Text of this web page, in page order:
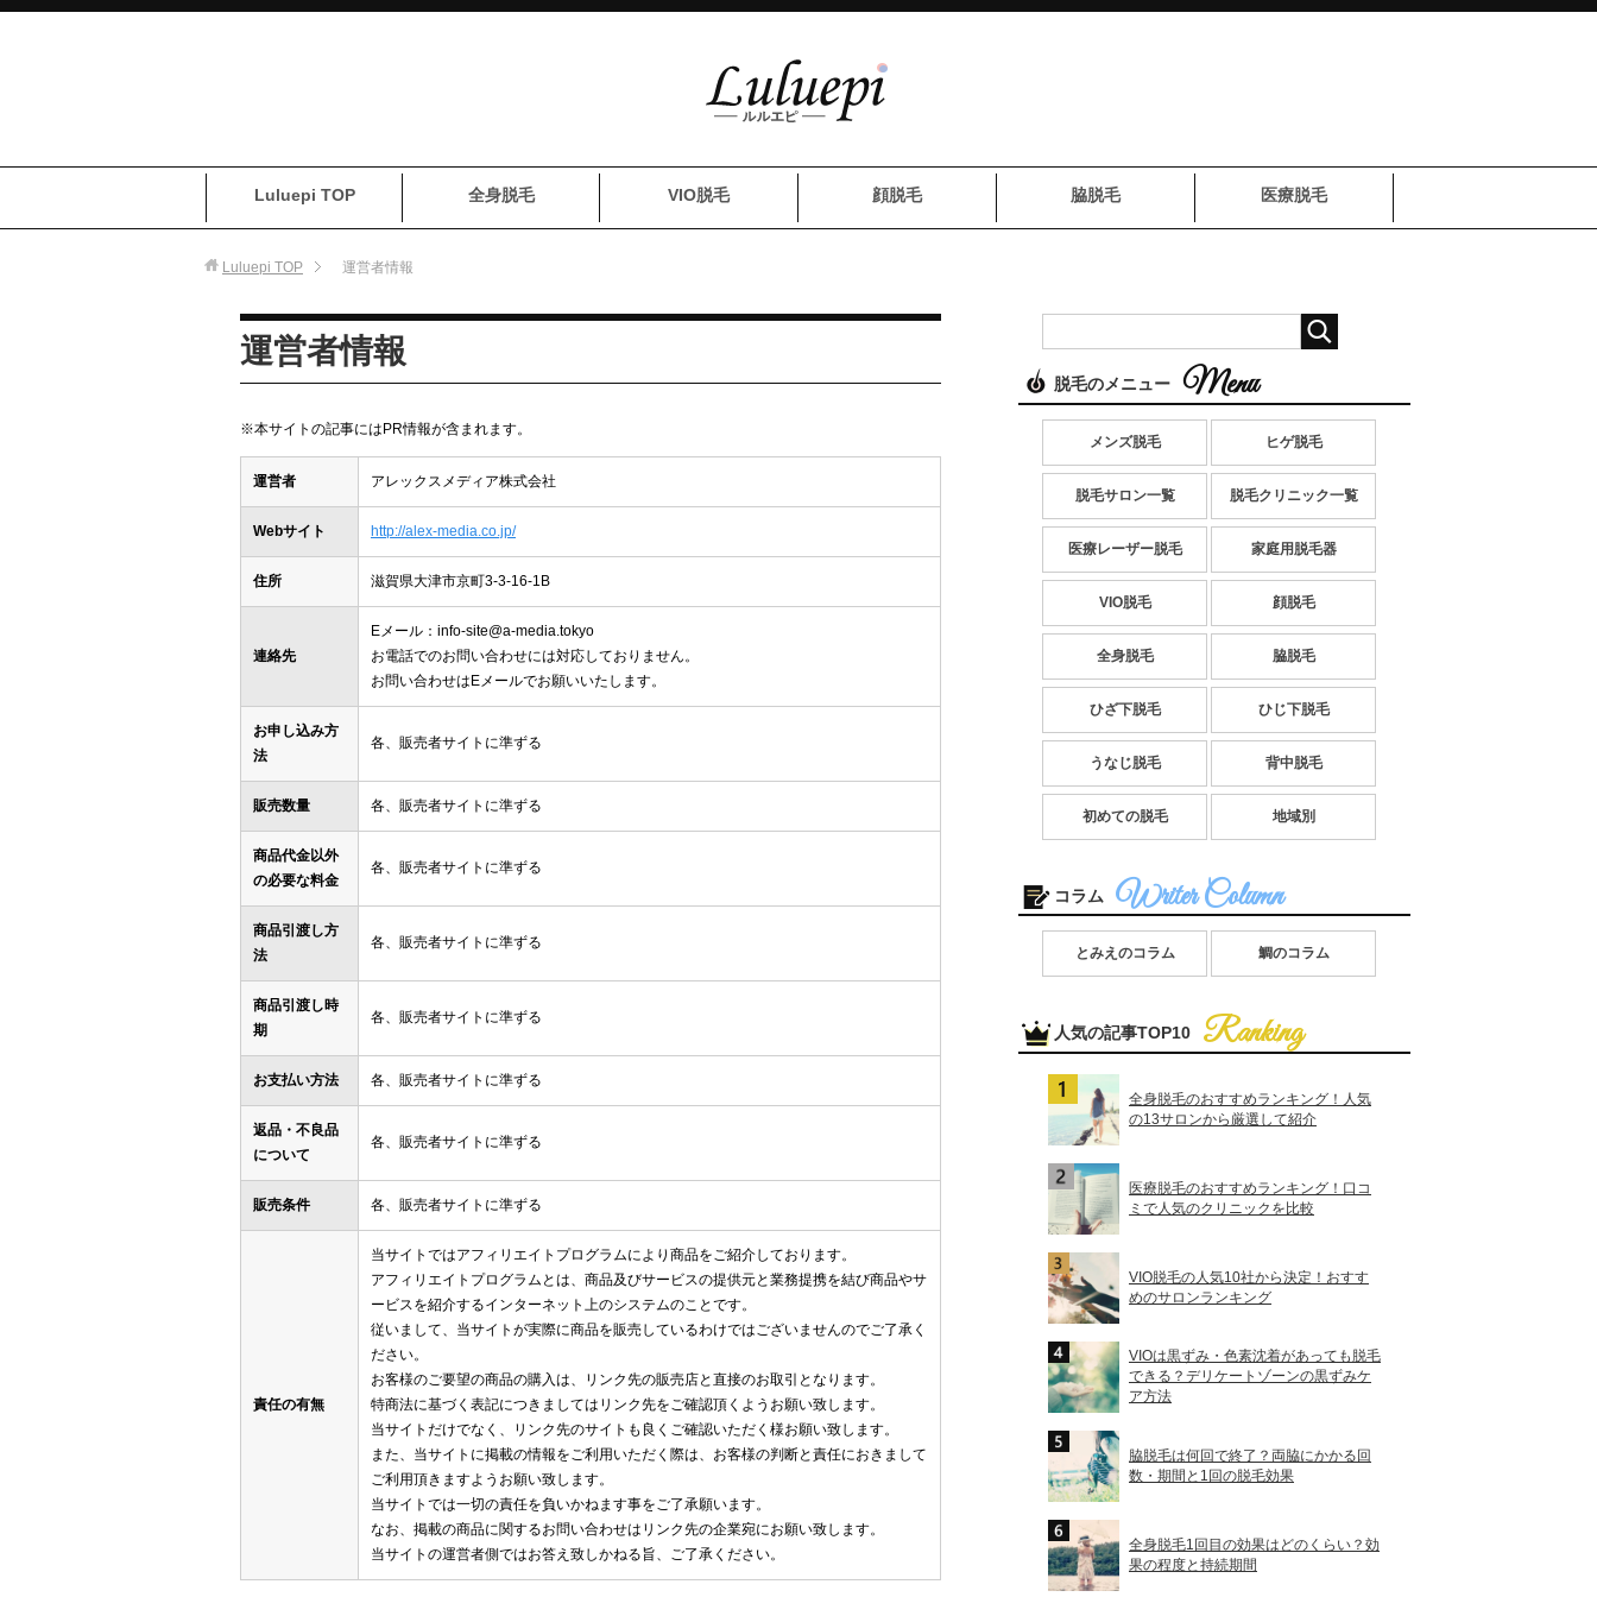
Luluepi TOP 全身脱毛 VIO脱毛 顔脱毛 脇脱毛 医療脱毛
Luluepi TOP 運営者情報
運営者情報
※本サイトの記事にはPR情報が含まれます。
運営者 アレックスメディア株式会社
Webサイト http://alex-media.co.jp/
住所 滋賀県大津市京町3-3-16-1B
連絡先
Eメール：info-site@a-media.tokyo
お電話でのお問い合わせには対応しておりません。
お問い合わせはEメールでお願いいたします。
お申し込み方
法
各、販売者サイトに準ずる
販売数量 各、販売者サイトに準ずる
商品代金以外
の必要な料金
各、販売者サイトに準ずる
商品引渡し方
法
各、販売者サイトに準ずる
商品引渡し時
期
各、販売者サイトに準ずる
お支払い方法 各、販売者サイトに準ずる
返品・不良品
について
各、販売者サイトに準ずる
販売条件 各、販売者サイトに準ずる
責任の有無
当サイトではアフィリエイトプログラムにより商品をご紹介しております。
アフィリエイトプログラムとは、商品及びサービスの提供元と業務提携を結び商品やサ
ービスを紹介するインターネット上のシステムのことです。
従いまして、当サイトが実際に商品を販売しているわけではございませんのでご了承く
ださい。
お客様のご要望の商品の購入は、リンク先の販売店と直接のお取引となります。
特商法に基づく表記につきましてはリンク先をご確認頂くようお願い致します。
当サイトだけでなく、リンク先のサイトも良くご確認いただく様お願い致します。
また、当サイトに掲載の情報をご利用いただく際は、お客様の判断と責任におきまして
ご利用頂きますようお願い致します。
当サイトでは一切の責任を負いかねます事をご了承願います。
なお、掲載の商品に関するお問い合わせはリンク先の企業宛にお願い致します。
当サイトの運営者側ではお答え致しかねる旨、ご了承ください。
脱毛のメニュー
メンズ脱毛 ヒゲ脱毛
脱毛サロン一覧 脱毛クリニック一覧
医療レーザー脱毛 家庭用脱毛器
VIO脱毛 顔脱毛
全身脱毛 脇脱毛
ひざ下脱毛 ひじ下脱毛
うなじ脱毛 背中脱毛
初めての脱毛 地域別
コラム
とみえのコラム 鯛のコラム
人気の記事TOP10
全身脱毛のおすすめランキング！人気
の13サロンから厳選して紹介
医療脱毛のおすすめランキング！口コ
ミで人気のクリニックを比較
VIO脱毛の人気10社から決定！おすす
めのサロンランキング
VIOは黒ずみ・色素沈着があっても脱毛
できる？デリケートゾーンの黒ずみケ
ア方法
脇脱毛は何回で終了？両脇にかかる回
数・期間と1回の脱毛効果
全身脱毛1回目の効果はどのくらい？効
果の程度と持続期間